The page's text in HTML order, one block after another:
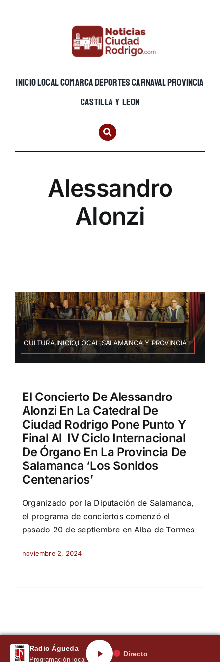
INICIOLOCALCOMARCADEPORTESCARNAVALPROVINCIA
CASTILLA Y LEON
Alessandro
Alonzi
CULTURA,INICIO,LOCAL,SALAMANCA Y PROVINCIA
El Concierto De Alessandro
Alonzi En La Catedral De
Ciudad Rodrigo Pone Punto Y
Final Al IV Ciclo Internacional
De Órgano En La Provincia De
Salamanca ‘Los Sonidos
Centenarios’
Organizado por la Diputación de Salamanca,
el programa de conciertos comenzó el
pasado 20 de septiembre en Alba de Tormes
noviembre 2, 2024
Radio Águeda
Programación local
Directo